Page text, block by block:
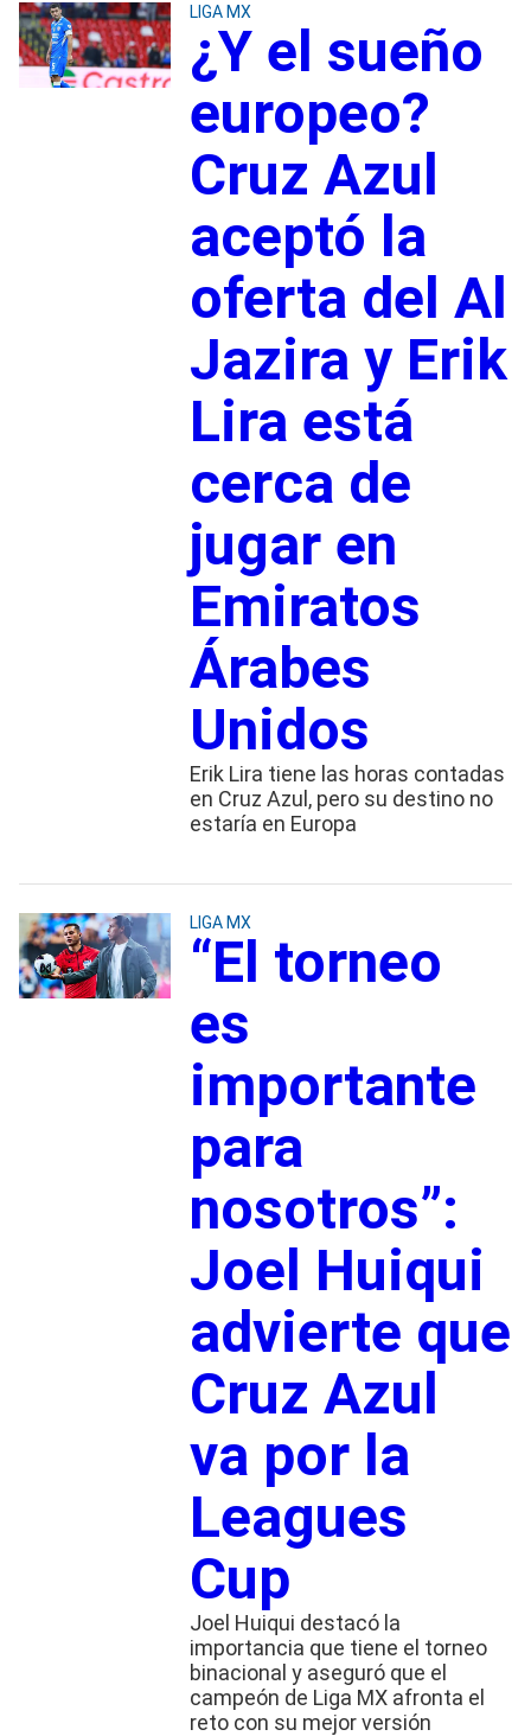
LIGA MX
¿Y el sueño
europeo?
Cruz Azul
aceptó la
oferta del Al
Jazira y Erik
Lira está
cerca de
jugar en
Emiratos
Árabes
Unidos
Erik Lira tiene las horas contadas
en Cruz Azul, pero su destino no
estaría en Europa
LIGA MX
“El torneo
es
importante
para
nosotros”:
Joel Huiqui
advierte que
Cruz Azul
va por la
Leagues
Cup
Joel Huiqui destacó la
importancia que tiene el torneo
binacional y aseguró que el
campeón de Liga MX afronta el
reto con su mejor versión